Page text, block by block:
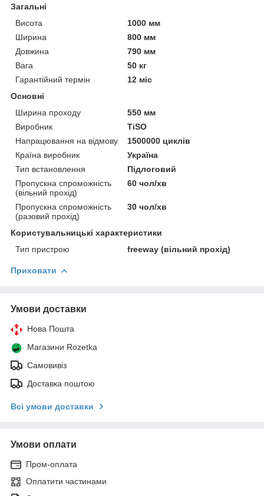
Загальні
Висота
1000 мм
Ширина
800 мм
Довжина
790 мм
Вага
50 кг
Гарантійний термін
12 міс
Основні
Ширина проходу
550 мм
Виробник
TiSO
Напрацювання на відмову
1500000 циклів
Країна виробник
Україна
Тип встановлення
Підлоговий
Пропускна спроможність
(вільний прохід)
60 чол/хв
Пропускна спроможність
(разовий прохід)
30 чол/хв
Користувальницькі характеристики
Тип пристрою
freeway (вільний прохід)
Приховати
Умови доставки
Нова Пошта
Магазини Rozetka
Самовивіз
Доставка поштою
Всі умови доставки
Умови оплати
Пром-оплата
Оплатити частинами